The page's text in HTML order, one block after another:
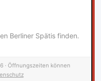
Berliner Spätis finden.
· Öffnungszeiten können